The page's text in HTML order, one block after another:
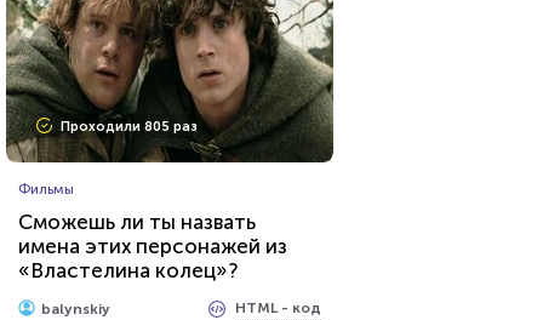
Проходили 805 раз
Фильмы
Сможешь ли ты назвать
имена этих персонажей из
«Властелина колец»?
balynskiy HTML - код